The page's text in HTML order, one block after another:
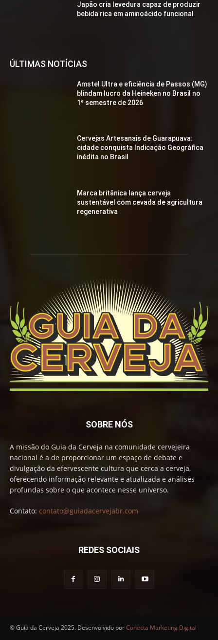
Japão cria levedura capaz de produzir
bebida rica em aminoácido funcional
ÚLTIMAS NOTÍCIAS
Amstel Ultra e eficiência de Passos (MG)
blindam lucro da Heineken no Brasil no
1º semestre de 2026
Cervejas Artesanais de Guarapuava:
cidade conquista Indicação Geográfica
inédita no Brasil
Marca britânica lança cerveja
sustentável com cevada de agricultura
regenerativa
SOBRE NÓS
A missão do Guia da Cerveja na comunidade cervejeira
nacional é a de proporcionar um espaço de debate e
divulgação da efervescente cultura que cerca a cerveja,
oferecendo informação relevante e atualizada e análises
profundas sobre o que acontece nesse universo.
Contato: contato@guiadacervejabr.com
REDES SOCIAIS
© Guia da Cerveja 2025. Desenvolvido porConecta Marketing Digital